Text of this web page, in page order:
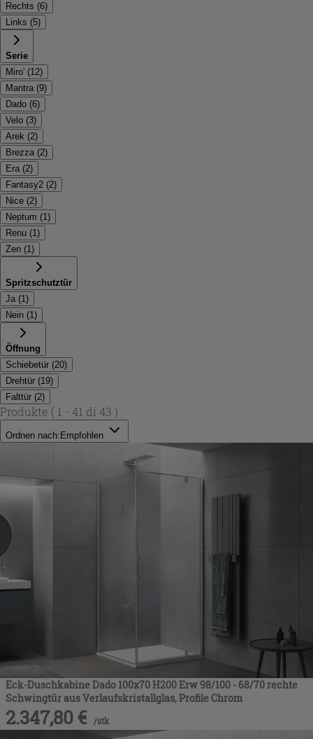
Rechts (6)
Links (5)
Serie
Miro' (12)
Mantra (9)
Dado (6)
Velo (3)
Arek (2)
Brezza (2)
Era (2)
Fantasy2 (2)
Nice (2)
Neptum (1 )
Renu (1 )
Zen (1 )
Spritzschutztür
Ja (1 )
Nein (1 )
Öffnung
Schiebetür (20)
Drehtür (19)
Falttür (2)
Produkte ( 1 - 41 di 43 )
Ordnen nach: Empfohlen
Eck-Duschkabine Dado 100x70 H200 Erw 98/100 - 68/70 rechte
Schwingtür aus Verlaufskristallglas, Profile Chrom
2.347,80 € /stk